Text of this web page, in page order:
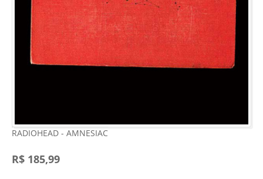
RADIOHEAD - AMNESIAC
R$ 185,99